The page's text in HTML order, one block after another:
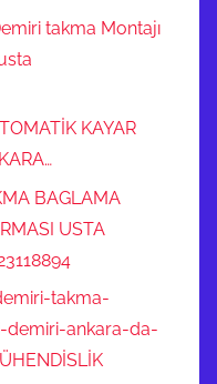
takma Montajı
KAYAR
BAGLAMA
USTA
takma-
demiri-ankara-da-